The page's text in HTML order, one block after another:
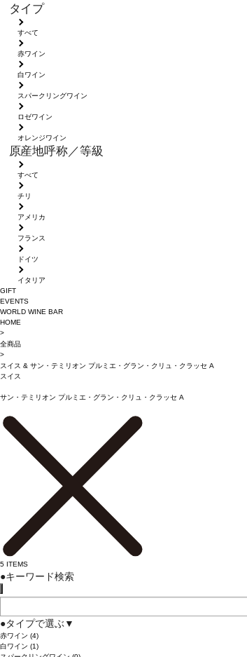
タイプ
すべて
赤ワイン
白ワイン
スパークリングワイン
ロゼワイン
オレンジワイン
原産地呼称／等級
すべて
チリ
アメリカ
フランス
ドイツ
イタリア
GIFT
EVENTS
WORLD WINE BAR
HOME
>
全商品
>
スイス & サン・テミリオン プルミエ・グラン・クリュ・クラッセ A
スイス
サン・テミリオン プルミエ・グラン・クリュ・クラッセ A
5 ITEMS
●キーワード検索
●タイプで選ぶ ▼
赤ワイン (4)
白ワイン (1)